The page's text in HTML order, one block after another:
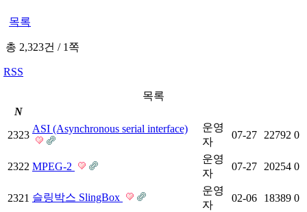
목록
총 2,323건 /1쪽
RSS
목록
N
2323
ASI (Asynchronous serial interface)
운영
자
07-27 22792 0
2322 MPEG-2
운영
자
07-27 20254 0
2321 슬링박스 SlingBox
운영
자
02-06 18389 0